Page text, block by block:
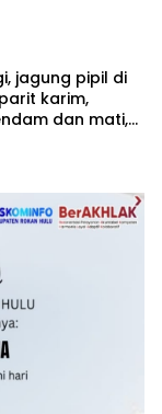
jagung pipil di
dan mati,
turun